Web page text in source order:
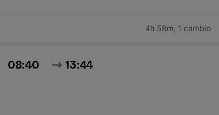
4h 58m, 1 cambio
08:40 13:44